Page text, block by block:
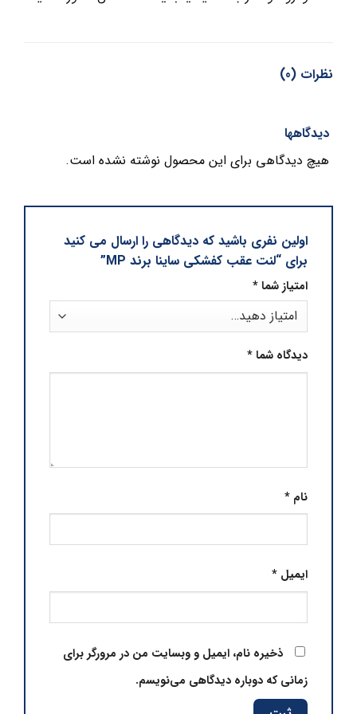
نظرات (0)
دیدگاهها
هیچ دیدگاهی برای این محصول نوشته نشده است.
اولین نفری باشید که دیدگاهی را ارسال می کنید
برای “لنت عقب کفشکی ساینا برند MP”
امتیاز شما*
دیدگاه شما*
نام*
ایمیل*
ذخیره نام، ایمیل و وبسایت من در مرورگر برای
زمانی که دوباره دیدگاهی می‌نویسم.